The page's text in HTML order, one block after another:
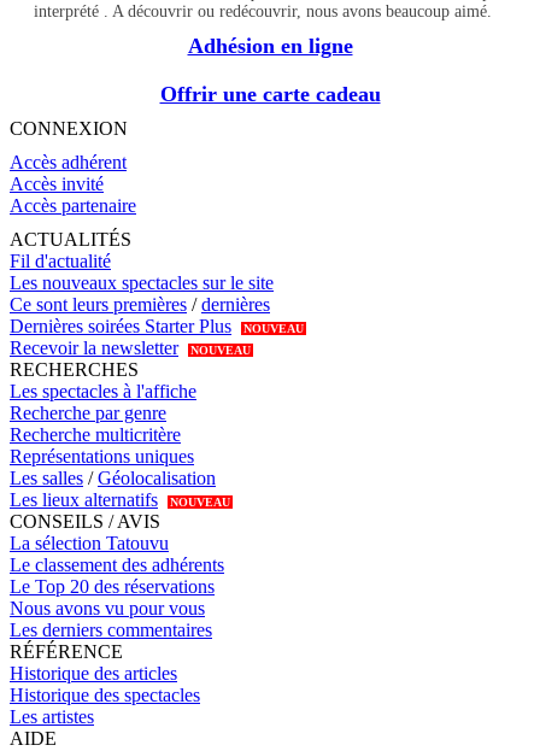
interprété . A découvrir ou redécouvrir, nous avons beaucoup aimé.
Adhésion en ligne
Offrir une carte cadeau
CONNEXION
Accès adhérent
Accès invité
Accès partenaire
ACTUALITÉS
Fil d'actualité
Les nouveaux spectacles sur le site
Ce sont leurs premières /dernières
Dernières soirées Starter Plus
NOUVEAU
Recevoir la newsletter NOUVEAU
RECHERCHES
Les spectacles à l'affiche
Recherche par genre
Recherche multicritère
Représentations uniques
Les salles /Géolocalisation
Les lieux alternatifs
NOUVEAU
CONSEILS / AVIS
La sélection Tatouvu
Le classement des adhérents
Le Top 20 des réservations
Nous avons vu pour vous
Les derniers commentaires
RÉFÉRENCE
Historique des articles
Historique des spectacles
Les artistes
AIDE